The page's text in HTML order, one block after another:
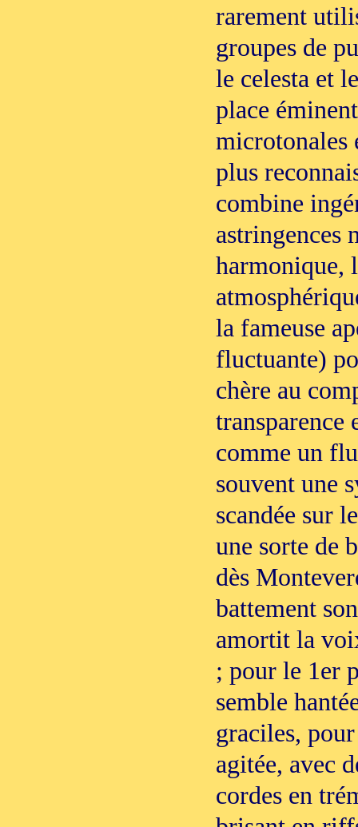
rarement
groupes de
le celesta et
place
microtonales
plus
combine
astringences
harmonique,
la fameuse
fluctuante)
chère au
transparence
comme un
souvent une
scandée sur
une sorte de
dès
battement
amortit la
; pour le 1er
semble
graciles,
agitée, avec
cordes en